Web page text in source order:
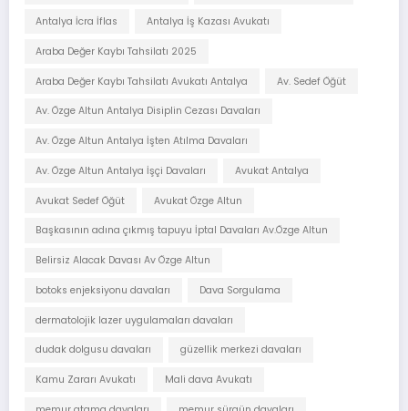
Antalya İcra İflas Antalya İş Kazası Avukatı
Araba Değer Kaybı Tahsilatı 2025
Araba Değer Kaybı Tahsilatı Avukatı Antalya Av. Sedef Öğüt
Av. Özge Altun Antalya Disiplin Cezası Davaları
Av. Özge Altun Antalya İşten Atılma Davaları
Av. Özge Altun Antalya İşçi Davaları Avukat Antalya
Avukat Sedef Öğüt Avukat Özge Altun
Başkasının adına çıkmış tapuyu İptal Davaları Av.Özge Altun
Belirsiz Alacak Davası Av Özge Altun
botoks enjeksiyonu davaları Dava Sorgulama
dermatolojik lazer uygulamaları davaları
dudak dolgusu davaları güzellik merkezi davaları
Kamu Zararı Avukatı Mali dava Avukatı